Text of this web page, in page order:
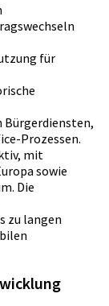
für
Prozessen.
mit
sowie
Die
zu langen